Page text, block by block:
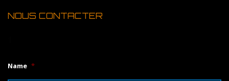
NOUS CONTACTER
Name *